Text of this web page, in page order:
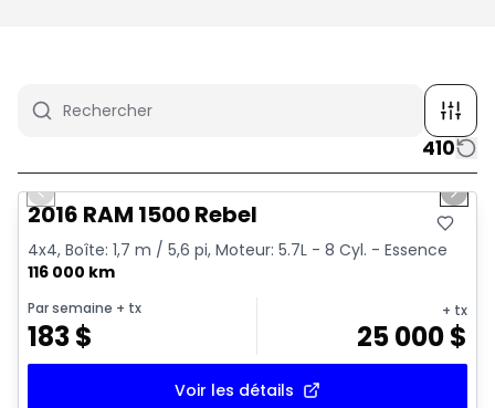
410
1/2
Previous slide Next
2016 RAM 1500 Rebel
4x4, Boîte: 1,7 m / 5,6 pi, Moteur: 5.7L - 8 Cyl. - Essence
116 000 km
Par semaine + tx
183$
+ tx
25 000$
Voir les détails